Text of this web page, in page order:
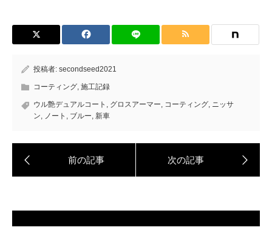
投稿者: secondseed2021
コーティング, 施工記録
ウル艶デュアルコート , グロスアーマー, コーティング, ニッサ
ン, ノート , ブルー, 新車